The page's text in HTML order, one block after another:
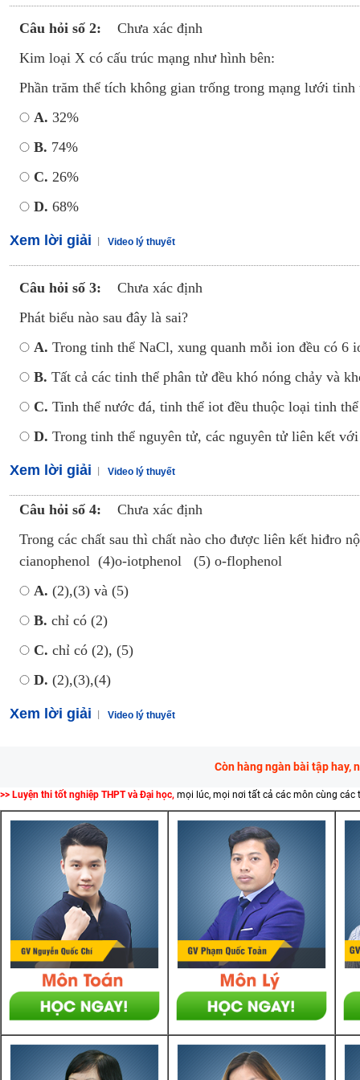
Câu hỏi số 2:
Chưa xác định
Kim loại X có cấu trúc mạng như hình bên:
Phần trăm thể tích không gian trống trong mạng lưới tinh
A. 32%
B. 74%
C. 26%
D. 68%
Xem lời giải Video lý thuyết
Câu hỏi số 3:
Chưa xác định
Phát biểu nào sau đây là sai?
A. Trong tinh thể NaCl, xung quanh mỗi ion đều có 6
B. Tất cả các tinh thể phân tử đều khó nóng chảy và
C. Tinh thể nước đá, tinh thể iot đều thuộc loại tinh
D. Trong tinh thể nguyên tử, các nguyên tử liên kết
Xem lời giải Video lý thuyết
Câu hỏi số 4:
Chưa xác định
Trong các chất sau thì chất nào cho được liên kết hiđro
cianophenol (4)o-iotphenol (5) o-flophenol
A. (2),(3) và (5)
B. chỉ có (2)
C. chỉ có (2), (5)
D. (2),(3),(4)
Xem lời giải Video lý thuyết
Còn hàng ngàn bài tập hay,
>> Luyện thi tốt nghiệp THPT và Đại học, mọi lúc, mọi nơi tất cả các môn cùng các